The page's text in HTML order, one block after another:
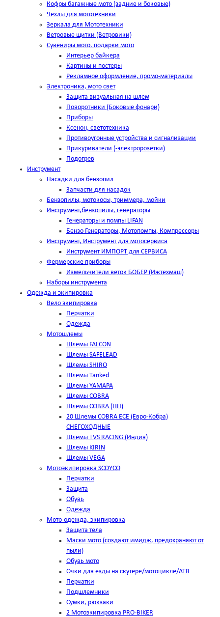
Кофры багажные мото (задние и боковые)
Чехлы для мототехники
Зеркала для Мототехники
Ветровые щитки (Ветровики)
Сувениры мото, подарки мото
Интерьер байкера
Картины и постеры
Рекламное оформление, промо-материалы
Электроника, мото свет
Защита визуальная на шлем
Поворотники (Боковые фонари)
Приборы
Ксенон, светотехника
Противоугонные устройства и сигнализации
Прикуриватели (-электророзетки)
Подогрев
Инструмент
Насадки для бензопил
Запчасти для насадок
Бензопилы, мотокосы, триммера, мойки
Инструмент,бензопилы, генераторы
Генераторы и помпы LIFAN
Бензо Генераторы, Мотопомпы, Компрессоры
Инструмент, Инструмент для мотосервиса
Инструмент ИМПОРТ для СЕРВИСА
Фермерские приборы
Измельчители веток БОБЕР (Ижтехмаш)
Наборы инструмента
Одежда и экипировка
Вело экипировка
Перчатки
Одежда
Мотошлемы
Шлемы FALCON
Шлемы SAFELEAD
Шлемы SHIRO
Шлемы Tanked
Шлемы YAMAPA
Шлемы COBRA
Шлемы COBRA (HH)
20 Шлемы COBRA ECE (Евро-Кобра)
СНЕГОХОДНЫЕ
Шлемы TVS RACING (Индия)
Шлемы KIRIN
Шлемы VEGA
Мотоэкипировка SCOYCO
Перчатки
Защита
Обувь
Одежда
Мото-одежда, экипировка
Защита тела
Маски мото (создают имидж, предохраняют от
пыли)
Обувь мото
Очки для езды на скутере/мотоцикле/АТВ
Перчатки
Подшлемники
Сумки, рюкзаки
2 Мотоэкипировка PRO-BIKER